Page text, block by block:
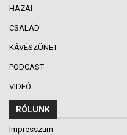
HAZAI
CSALÁD
KÁVÉSZÜNET
PODCAST
VIDEÓ
RÓLUNK
Impresszum